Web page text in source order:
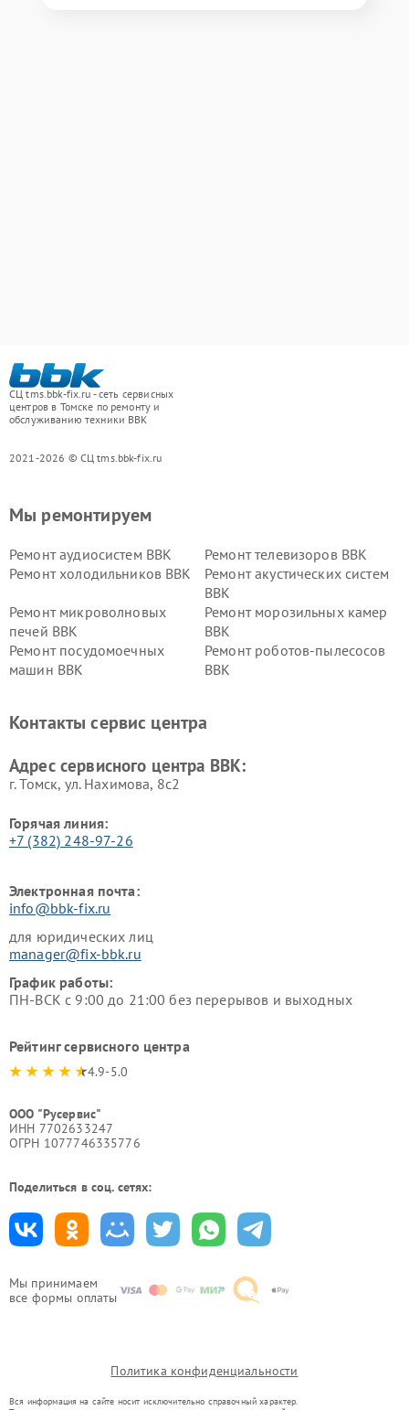
СЦ tms.bbk-fix.ru - сеть сервисных
центров в Томске по ремонту и
обслуживанию техники BBK
2021-2026 © СЦ tms.bbk-fix.ru
Мы принимаем
все формы оплаты
Мы ремонтируем
Ремонт аудиосистем BBK
Ремонт телевизоров BBK
Ремонт холодильников BBK
Ремонт акустических систем
BBK
Ремонт микроволновых
печей BBK
Ремонт морозильных камер
BBK
Ремонт посудомоечных
машин BBK
Ремонт роботов-пылесосов
BBK
Ремонт винных шкафов BBK
Контакты сервис центра
Адрес сервисного центра BBK:
г. Томск, ул. Нахимова, 8с2
Горячая линия:
+7 (382) 248-97-26
Электронная почта:
info@bbk-fix.ru
для юридических лиц
manager@fix-bbk.ru
График работы:
ПН-ВСК с 9:00 до 21:00 без перерывов и выходных
Рейтинг сервисного центра
4.9-5.0
ООО "Русервис"
ИНН 7702633247
ОГРН 1077746335776
Поделиться в соц. сетях:
Политика конфиденциальности
Вся информация на сайте носит исключительно справочный характер.